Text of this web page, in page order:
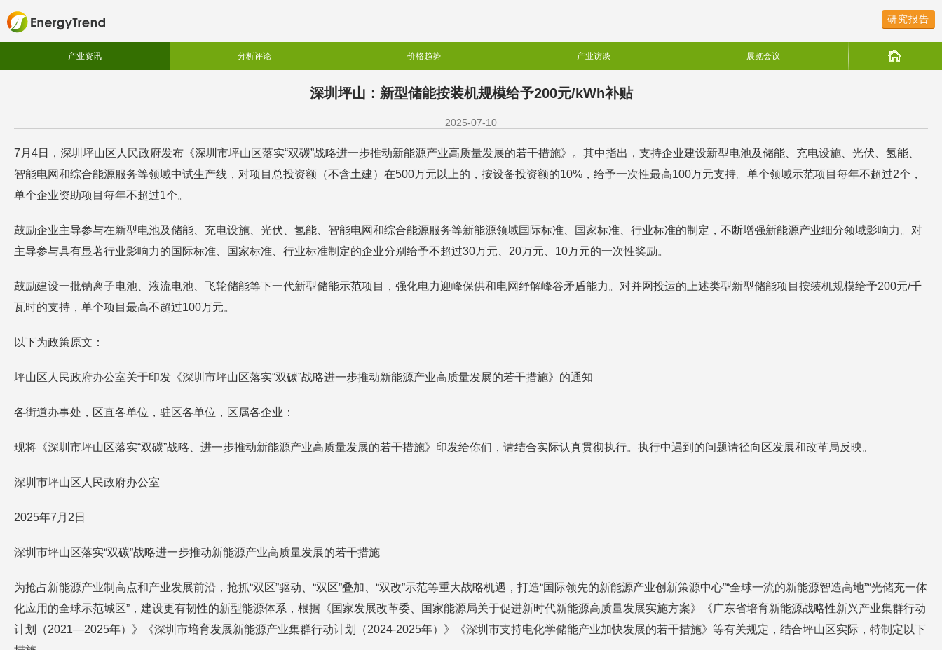
研究报告
产业资讯 分析评论 价格趋势 产业访谈 展览会议
深圳坪山：新型储能按装机规模给予200元/kWh补贴
2025-07-10
7月4日，深圳坪山区人民政府发布《深圳市坪山区落实“双碳”战略进一步推动新能源产业高质量发展的若干措施》。其中指出，支持企业建设新型电池及储能、充电设施、光伏、氢能、
智能电网和综合能源服务等领域中试生产线，对项目总投资额（不含土建）在500万元以上的，按设备投资额的10%，给予一次性最高100万元支持。单个领域示范项目每年不超过2个，
单个企业资助项目每年不超过1个。
鼓励企业主导参与在新型电池及储能、充电设施、光伏、氢能、智能电网和综合能源服务等新能源领域国际标准、国家标准、行业标准的制定，不断增强新能源产业细分领域影响力。对
主导参与具有显著行业影响力的国际标准、国家标准、行业标准制定的企业分别给予不超过30万元、20万元、10万元的一次性奖励。
鼓励建设一批钠离子电池、液流电池、飞轮储能等下一代新型储能示范项目，强化电力迎峰保供和电网纾解峰谷矛盾能力。对并网投运的上述类型新型储能项目按装机规模给予200元/千
瓦时的支持，单个项目最高不超过100万元。
以下为政策原文：
坪山区人民政府办公室关于印发《深圳市坪山区落实“双碳”战略进一步推动新能源产业高质量发展的若干措施》的通知
各街道办事处，区直各单位，驻区各单位，区属各企业：
现将《深圳市坪山区落实“双碳”战略、进一步推动新能源产业高质量发展的若干措施》印发给你们，请结合实际认真贯彻执行。执行中遇到的问题请径向区发展和改革局反映。
深圳市坪山区人民政府办公室
2025年7月2日
深圳市坪山区落实“双碳”战略进一步推动新能源产业高质量发展的若干措施
为抢占新能源产业制高点和产业发展前沿，抢抓“双区”驱动、“双区”叠加、“双改”示范等重大战略机遇，打造“国际领先的新能源产业创新策源中心”“全球一流的新能源智造高地”“光储充一体
化应用的全球示范城区”，建设更有韧性的新型能源体系，根据《国家发展改革委、国家能源局关于促进新时代新能源高质量发展实施方案》《广东省培育新能源战略性新兴产业集群行动
计划（2021—2025年）》《深圳市培育发展新能源产业集群行动计划（2024-2025年）》《深圳市支持电化学储能产业加快发展的若干措施》等有关规定，结合坪山区实际，特制定以下